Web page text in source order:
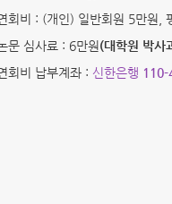
회비 : (개인) 일반회원 5만원,
문 심사료 : 6만원(대학원 박사
회비 납부계좌 : 신한은행